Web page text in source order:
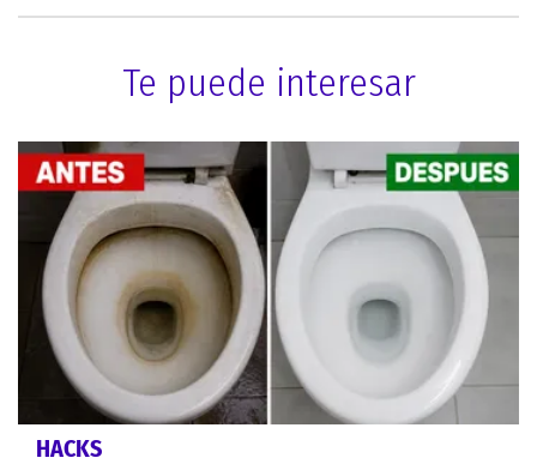
Te puede interesar
HACKS